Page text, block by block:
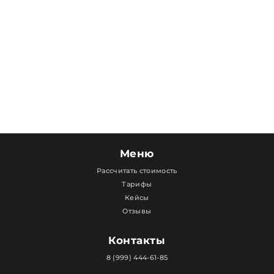
Меню
Рассчитать стоимость
Тарифы
Кейсы
Отзывы
Контакты
8 (999) 444-61-85